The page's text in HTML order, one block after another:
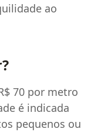
ao
70 por metro
é indicada
pequenos ou